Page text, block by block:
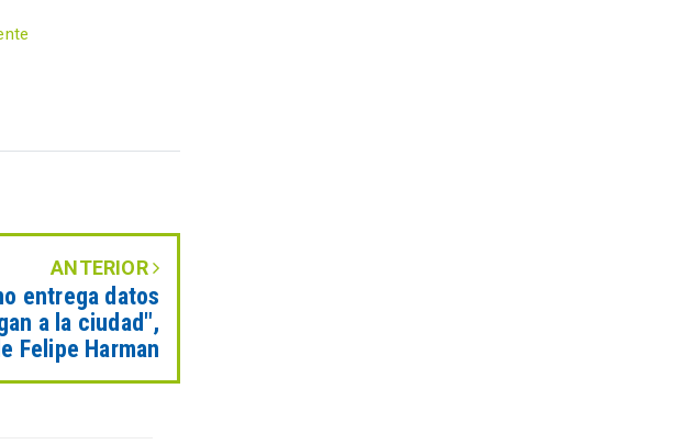
ANTERIOR
entrega datos
a la ciudad",
Felipe Harman